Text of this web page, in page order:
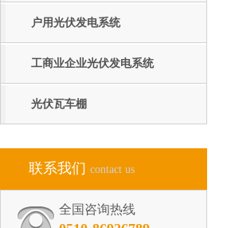
户用光伏发电系统
工商业企业光伏发电系统
光伏瓦车棚
联系我们 contact us
全国咨询热线